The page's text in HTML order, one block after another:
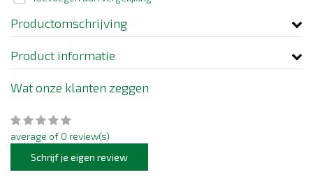
Productomschrijving
Product informatie
Wat onze klanten zeggen
average of 0 review(s)
Schrijf je eigen review